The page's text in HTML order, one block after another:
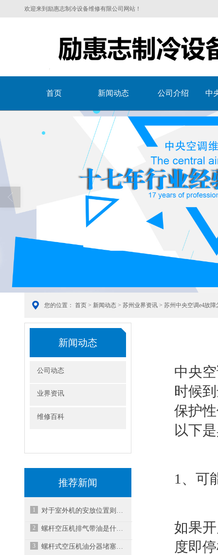
欢迎来到励惠志制冷设备维修有限公司网站！
首页 新闻动态 公司介绍 中
您的位置： 首页 > 新闻动态 > 苏州业界资讯 > 苏州中央空调e4故
新闻动态
公司动态
业界资讯
维修百科
推荐新闻
1 对于室外机的安放位置则显得尤为重要
2 螺杆空压机排气带油是什么原因？
3 螺杆式空压机油分器堵塞怎么处理？
中央
时候
保护
以下
1、可
如果
度即